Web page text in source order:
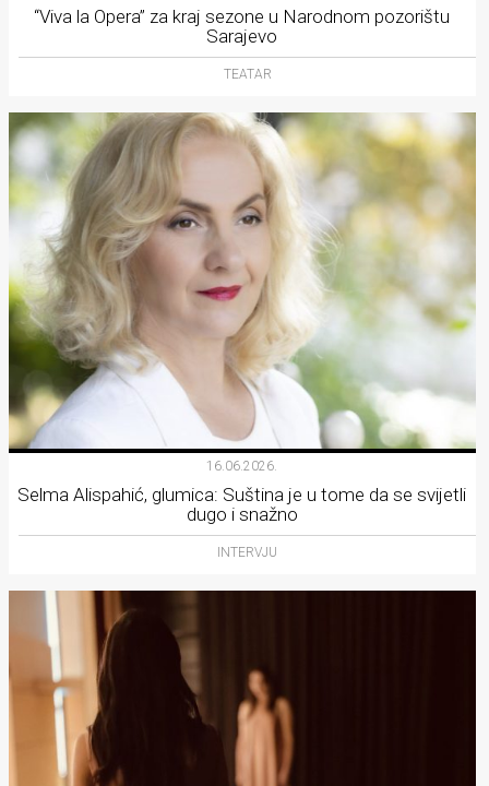
“Viva la Opera” za kraj sezone u Narodnom pozorištu
Sarajevo
TEATAR
16.06.2026.
Selma Alispahić, glumica: Suština je u tome da se svijetli
dugo i snažno
INTERVJU